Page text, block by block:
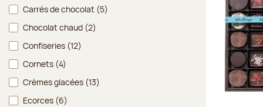
Carrés de chocolat (5)
Chocolat chaud (2)
Confiseries (12)
Cornets (4)
Crèmes glacées (13)
Ecorces (6)